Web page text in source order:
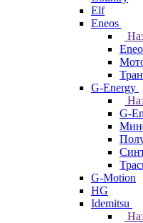
Elf
Eneos
G-Energy
G-
G-Motion
HG
Idemitsu